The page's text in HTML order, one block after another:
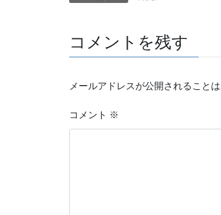
コメントを残す
メールアドレスが公開されることは
コメント ※